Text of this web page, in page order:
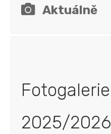
Aktuálně
Fotogalerie
2025/2026